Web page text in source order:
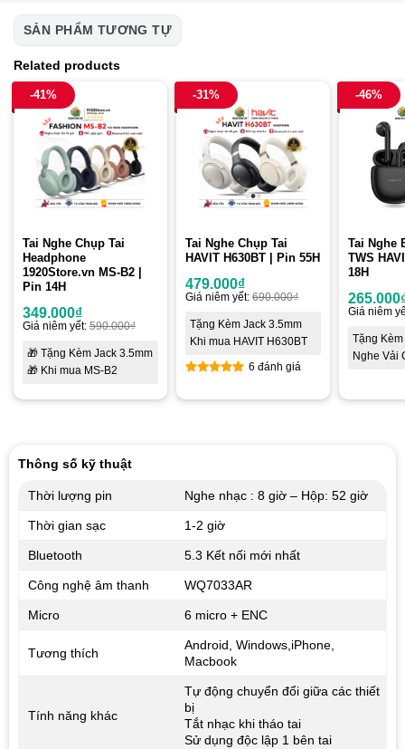
SẢN PHẨM TƯƠNG TỰ
Related products
-41%
Tai Nghe Chụp Tai
Headphone
1920Store.vn MS-B2 |
Pin 14H
349.000₫
Giá niêm yết: 590.000₫
🎁 Tặng Kèm Jack 3.5mm
🎁 Khi mua MS-B2
-31%
Tai Nghe Chụp Tai
HAVIT H630BT | Pin 55H
479.000₫
Giá niêm yết: 690.000₫
Tặng Kèm Jack 3.5mm
Khi mua HAVIT H630BT
6 đánh giá
-46%
Tai Nghe
TWS
18H
265.000
Giá niêm
Tặng
Nghe Vải
Thông số kỹ thuật
Thời lượng pin Nghe nhạc : 8 giờ – Hộp: 52 giờ
Thời gian sạc 1-2 giờ
Bluetooth 5.3 Kết nối mới nhất
Công nghệ âm thanh WQ7033AR
Micro 6 micro + ENC
Tương thích
Android, Windows,iPhone,
Macbook
Tính năng khác
Tự động chuyển đổi giữa các thiết
bị
Tắt nhạc khi tháo tai
Sử dụng độc lập 1 bên tai